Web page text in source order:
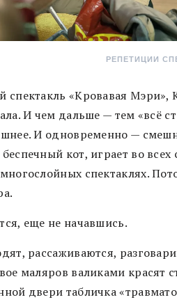
РЕПЕТИЦИИ
спектакль «Кровавая Мэри»,
И чем дальше — тем «всё
И одновременно —
кот, играет во
спектаклях.
еще не начавшись.
рассаживаются,
маляров валиками красят
двери табличка